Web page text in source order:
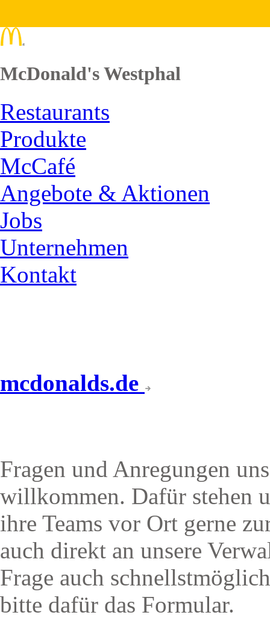
McDonald's Westphal
Restaurants
Produkte
McCafé
Angebote & Aktionen
Jobs
Unternehmen
Kontakt
mcdonalds.de
Fragen und Anregungen
willkommen. Dafür stehen
ihre Teams vor Ort gerne
auch direkt an unsere
Frage auch
bitte dafür das Formular.